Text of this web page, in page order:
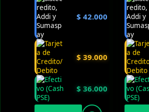
$ 42.000
$ 39.000
$ 36.000